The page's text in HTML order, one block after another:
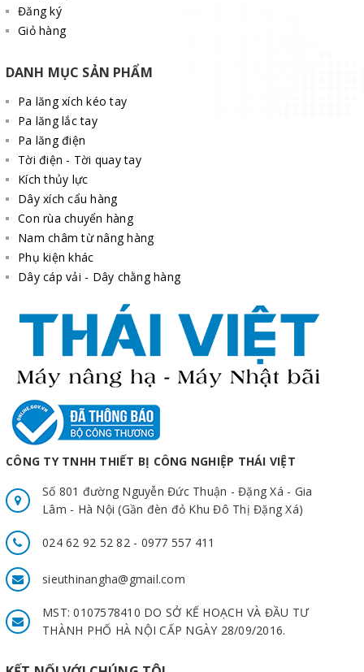
Đăng ký
Giỏ hàng
DANH MỤC SẢN PHẨM
Pa lăng xích kéo tay
Pa lăng lắc tay
Pa lăng điện
Tời điện - Tời quay tay
Kích thủy lực
Dây xích cẩu hàng
Con rùa chuyển hàng
Nam châm từ nâng hàng
Phụ kiện khác
Dây cáp vải - Dây chằng hàng
CÔNG TY TNHH THIẾT BỊ CÔNG NGHIỆP THÁI VIỆT
Số 801 đường Nguyễn Đức Thuận - Đặng Xá - Gia
Lâm - Hà Nội (Gần đèn đỏ Khu Đô Thị Đặng Xá)
024 62 92 52 82 - 0977 557 411
sieuthinangha@gmail.com
MST: 0107578410 DO SỞ KẾ HOẠCH VÀ ĐẦU TƯ
THÀNH PHỐ HÀ NỘI CẤP NGÀY 28/09/2016.